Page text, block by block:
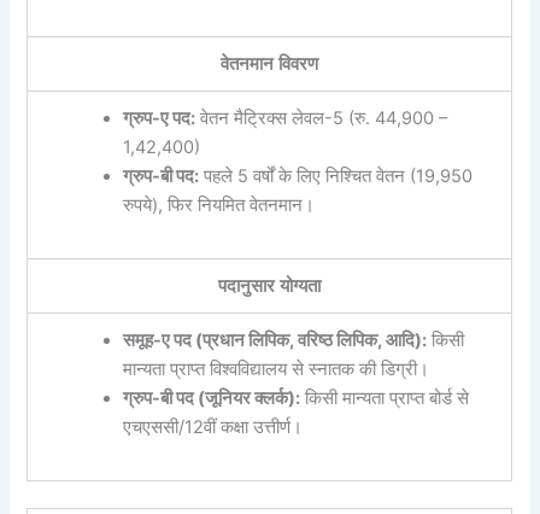
वेतनमान विवरण
ग्रुप-ए पद:वेतन मैट्रिक्स लेवल-5 (रु. 44,900 –
1,42,400)
ग्रुप-बी पद:पहले 5 वर्षों के लिए निश्चित वेतन (19,950
रुपये), फिर नियमित वेतनमान।
पदानुसार योग्यता
समूह-ए पद (प्रधान लिपिक, वरिष्ठ लिपिक, आदि):किसी
मान्यता प्राप्त विश्वविद्यालय से स्नातक की डिग्री।
ग्रुप-बी पद (जूनियर क्लर्क):किसी मान्यता प्राप्त बोर्ड से
एचएससी/12वीं कक्षा उत्तीर्ण।